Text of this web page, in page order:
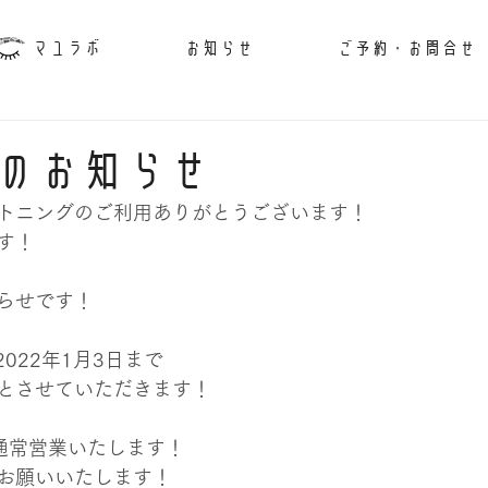
マユラボ お知らせ ご予約・お問合せ
お知らせ
ニングのご利用ありがとうございます！
！
せです！
年1月3日まで
させていただきます！
営業いたします！
願いいたします！